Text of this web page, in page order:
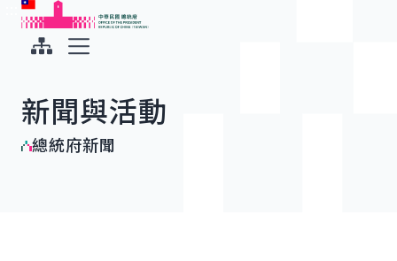
跳到主要內容
中華民國總統府
新聞與活動
總統府新聞